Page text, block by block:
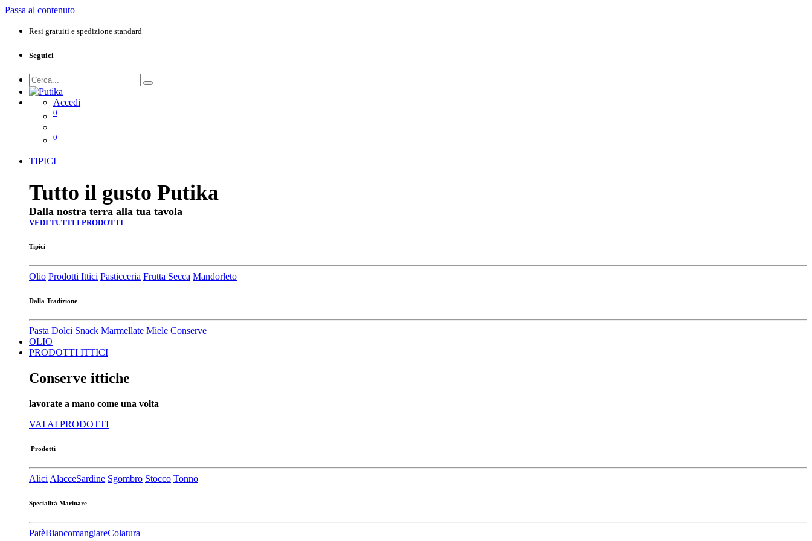
Passa al contenuto
Resi gratuiti e spedizione standard
Seguici
Accedi
0
0
TIPICI
Tutto il gusto Putika
Dalla nostra terra alla tua tavola
VEDI TUTTI I PRODOTTI
Tipici
Olio Prodotti Ittici Pasticceria Frutta Secca Mandorleto
Dalla Tradizione
Pasta Dolci Snack Marmellate Miele Conserve
OLIO
PRODOTTI ITTICI
Conserve ittiche
lavorate a mano come una volta
VAI AI PRODOTTI
Prodotti
Alici AlacceSardine Sgombro Stocco Tonno
Specialità Marinare
Patè​BiancomangiareColatura